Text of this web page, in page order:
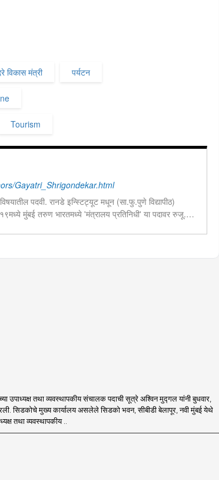
विकास मंत्री पर्यटन
Tourism
Gayatri_Shrigondekar.html
पदवी. रानडे इन्स्टिट्यूट मधून (सा.फु.पुणे विद्यापीठ)
मुंबई तरुण भारतमध्ये 'मंत्रालय प्रतिनिधी' या पदावर रुजू.
उपाध्यक्ष तथा व्यवस्थापकीय संचालक पदाची सूत्रे अश्विन मुद्गल यांनी बुधवार,
सिडकोचे मुख्य कार्यालय असलेले सिडको भवन, सीबीडी बेलापूर, नवी मुंबई येथे
तथा व्यवस्थापकीय ..